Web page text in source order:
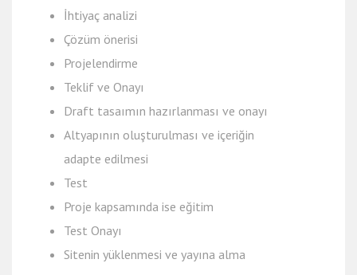
İhtiyaç analizi
Çözüm önerisi
Projelendirme
Teklif ve Onayı
Draft tasaımın hazırlanması ve onayı
Altyapının oluşturulması ve içeriğin
adapte edilmesi
Test
Proje kapsamında ise eğitim
Test Onayı
Sitenin yüklenmesi ve yayına alma